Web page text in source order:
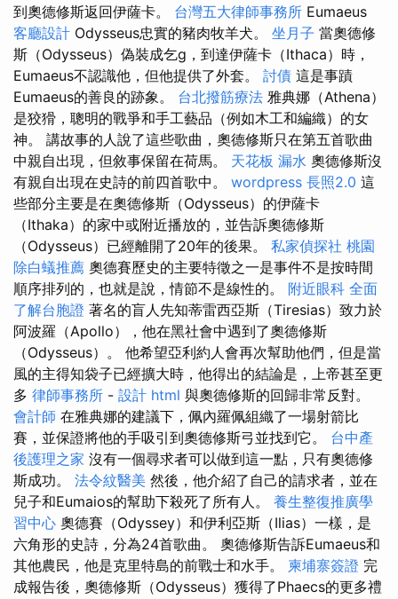
到奧德修斯返回伊薩卡。 台灣五大律師事務所 Eumaeus
客廳設計 Odysseus忠實的豬肉牧羊犬。 坐月子 當奧德修
斯（Odysseus）偽裝成乞g，到達伊薩卡（Ithaca）時，
Eumaeus不認識他，但他提供了外套。 討債 這是事蹟
Eumaeus的善良的跡象。 台北撥筋療法 雅典娜（Athena）
是狡猾，聰明的戰爭和手工藝品（例如木工和編織）的女
神。 講故事的人說了這些歌曲，奧德修斯只在第五首歌曲
中親自出現，但敘事保留在荷馬。 天花板 漏水 奧德修斯沒
有親自出現在史詩的前四首歌中。 wordpress 長照2.0 這
些部分主要是在奧德修斯（Odysseus）的伊薩卡
（Ithaka）的家中或附近播放的，並告訴奧德修斯
（Odysseus）已經離開了20年的後果。 私家偵探社 桃園
除白蟻推薦 奧德賽歷史的主要特徵之一是事件不是按時間
順序排列的，也就是說，情節不是線性的。 附近眼科 全面
了解台胞證 著名的盲人先知蒂雷西亞斯（Tiresias）致力於
阿波羅（Apollo），他在黑社會中遇到了奧德修斯
（Odysseus）。 他希望亞利約人會再次幫助他們，但是當
風的主得知袋子已經擴大時，他得出的結論是，上帝甚至更
多 律師事務所 - 設計 html 與奧德修斯的回歸非常反對。
會計師 在雅典娜的建議下，佩內羅佩組織了一場射箭比
賽，並保證將他的手吸引到奧德修斯弓並找到它。 台中產
後護理之家 沒有一個尋求者可以做到這一點，只有奧德修
斯成功。 法令紋醫美 然後，他介紹了自己的請求者，並在
兒子和Eumaios的幫助下殺死了所有人。 養生整復推廣學
習中心 奧德賽（Odyssey）和伊利亞斯（Ilias）一樣，是
六角形的史詩，分為24首歌曲。 奧德修斯告訴Eumaeus和
其他農民，他是克里特島的前戰士和水手。 柬埔寨簽證 完
成報告後，奧德修斯（Odysseus）獲得了Phaecs的更多禮